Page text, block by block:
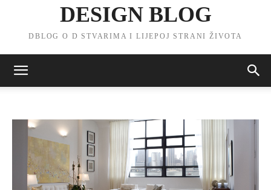
DESIGN BLOG
DBLOG O D STVARIMA I LIJEPOJ STRANI ŽIVOTA